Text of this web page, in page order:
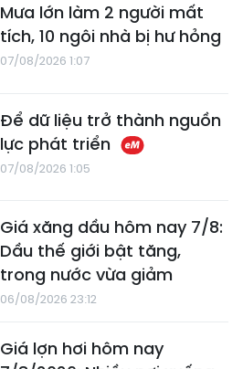
Mưa lớn làm 2 người mất
tích, 10 ngôi nhà bị hư hỏng
07/08/2026 1:07
Để dữ liệu trở thành nguồn
lực phát triển
07/08/2026 1:05
Giá xăng dầu hôm nay 7/8:
Dầu thế giới bật tăng,
trong nước vừa giảm
06/08/2026 23:12
Giá lợn hơi hôm nay